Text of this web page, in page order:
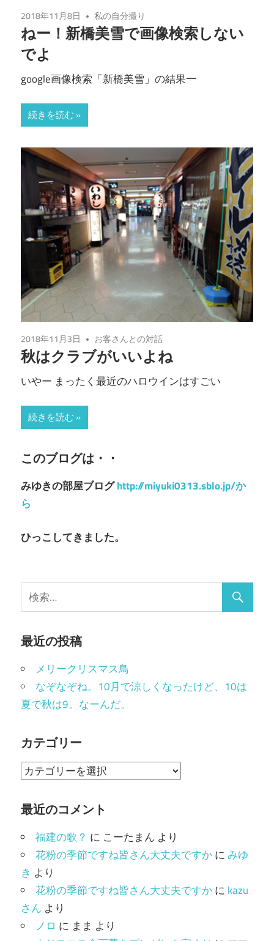
2018年11月8日 私の自分撮り
ねー！新橋美雪で画像検索しない
でよ
google画像検索「新橋美雪」の結果一
続きを読む
2018年11月3日 お客さんとの対話
秋はクラブがいいよね
いやー まったく最近のハロウインはすごい
続きを読む
このブログは・・
みゆきの部屋ブログhttp://miyuki0313.sblo.jp/か
ら
ひっこしてきました。
最近の投稿
メリークリスマス鳥
なぞなぞね。10月で涼しくなったけど、10は
夏で秋は9。なーんだ。
カテゴリー
カ
ゴ
ー
最近のコメント
福建の歌？ に こーたまん より
花粉の季節ですね皆さん大丈夫ですかにみゆ
き より
花粉の季節ですね皆さん大丈夫ですかに kazu
さん より
ノロ に まま より